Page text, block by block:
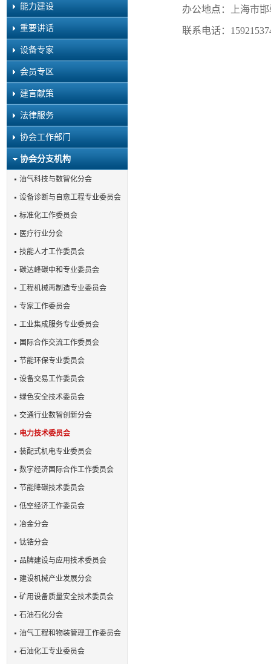
能力建设
重要讲话
设备专家
会员专区
建言献策
法律服务
协会工作部门
协会分支机构
油气科技与数智化分会
设备诊断与自愈工程专业委员会
标准化工作委员会
医疗行业分会
技能人才工作委员会
碳达峰碳中和专业委员会
工程机械再制造专业委员会
专家工作委员会
工业集成服务专业委员会
国际合作交流工作委员会
节能环保专业委员会
设备交易工作委员会
绿色安全技术委员会
交通行业数智创新分会
电力技术委员会
装配式机电专业委员会
数字经济国际合作工作委员会
节能降碳技术委员会
低空经济工作委员会
冶金分会
钛锆分会
品牌建设与应用技术委员会
建设机械产业发展分会
矿用设备质量安全技术委员会
石油石化分会
油气工程和物装管理工作委员会
石油化工专业委员会
办公地点：上海市邯
联系电话：